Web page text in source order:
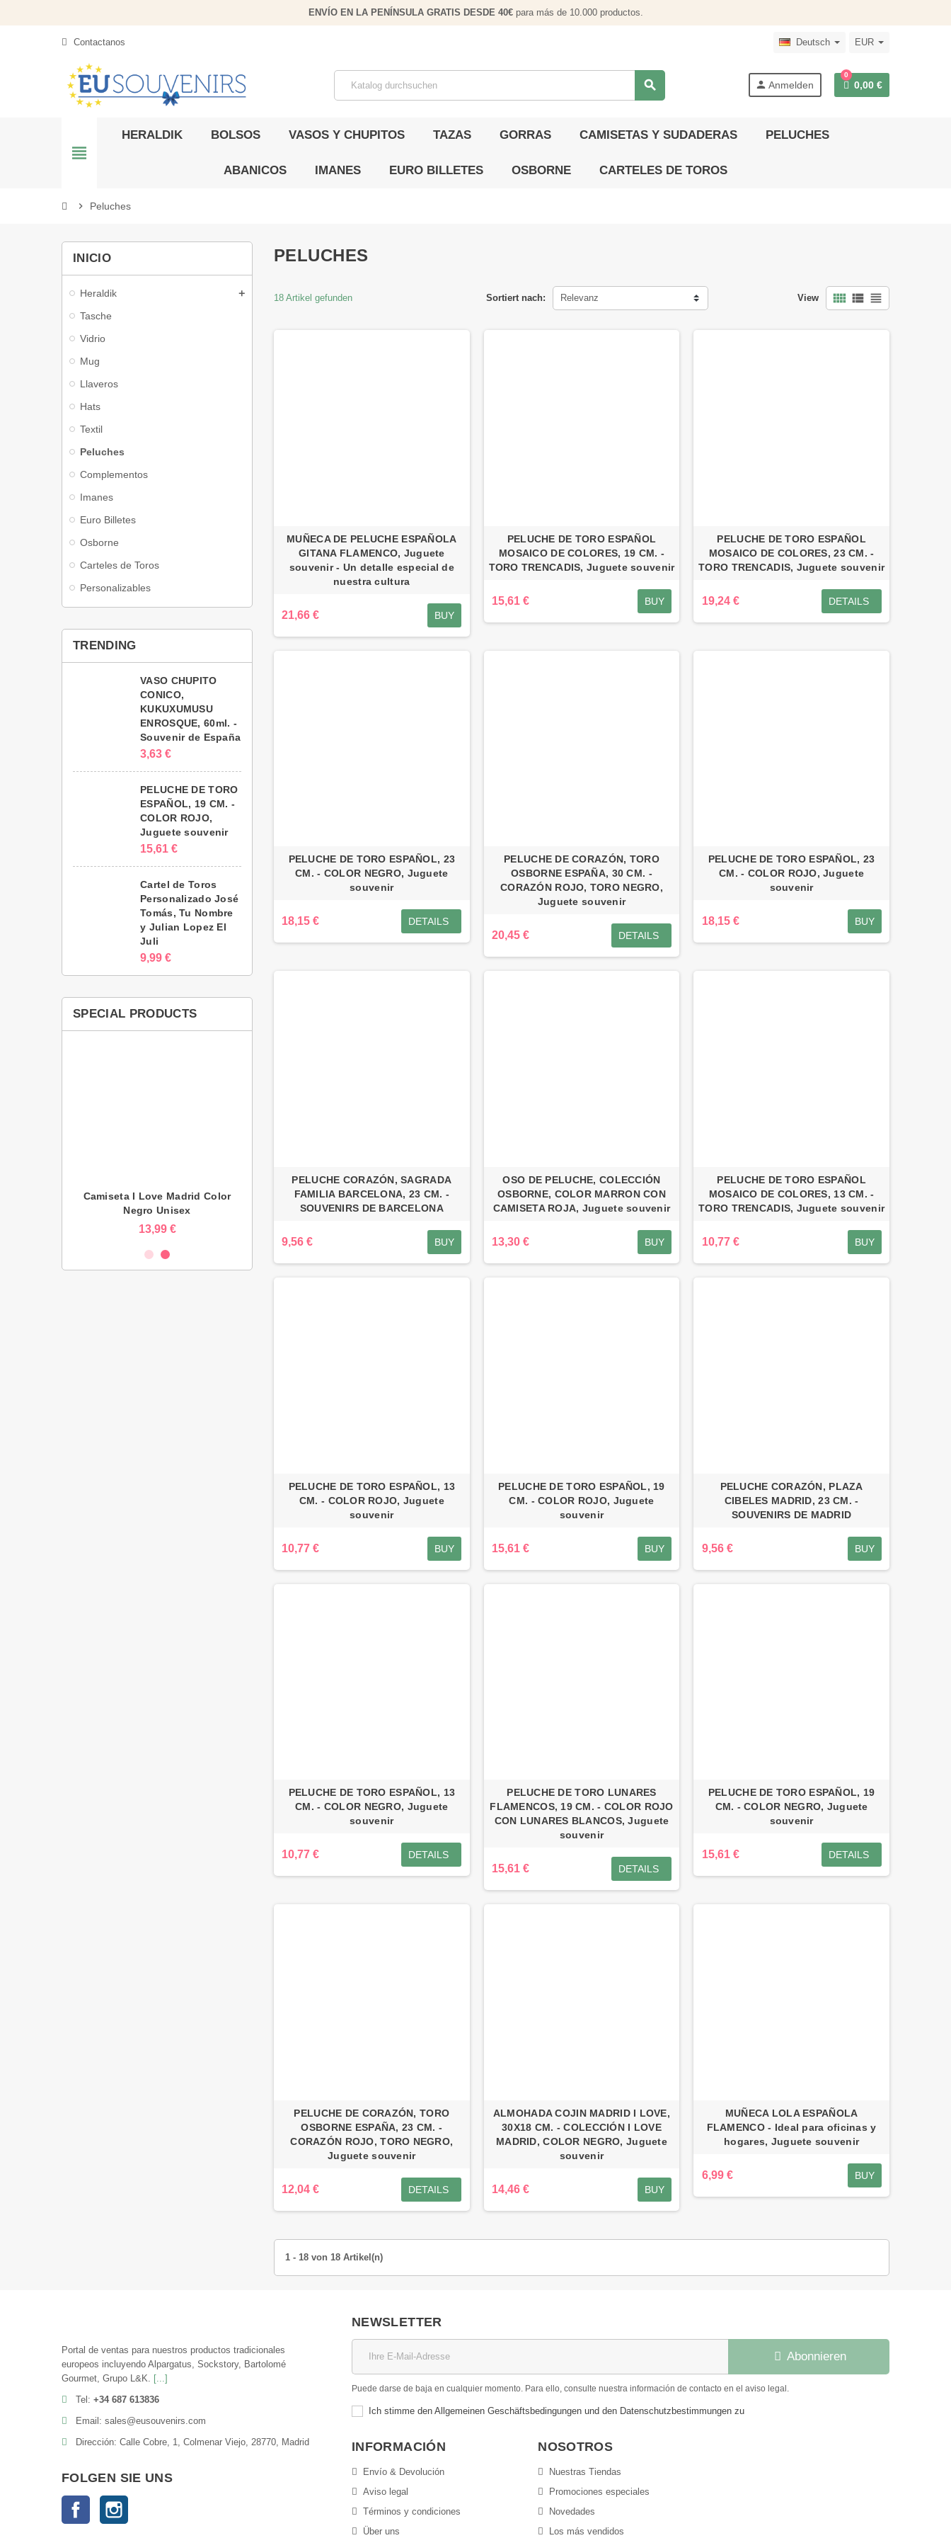
ENVÍO EN LA PENÍNSULA GRATIS DESDE 40€para más de 10.000 productos.
Contactanos Deutsch EUR
search person Anmelden
0
0,00 €
view_headline
HERALDIK BOLSOS VASOS Y CHUPITOS TAZAS GORRAS CAMISETAS Y SUDADERAS PELUCHES
ABANICOS IMANES EURO BILLETES OSBORNE CARTELES DE TOROS
chevron_right Peluches
INICIO
Heraldik
Tasche
Vidrio
Mug
Llaveros
Hats
Textil
Peluches
Complementos
Imanes
Euro Billetes
Osborne
Carteles de Toros
Personalizables
TRENDING
VASO CHUPITO
CONICO,
KUKUXUMUSU
ENROSQUE, 60ml. -
Souvenir de España
3,63 €
PELUCHE DE TORO
ESPAÑOL, 19 CM. -
COLOR ROJO,
Juguete souvenir
15,61 €
Cartel de Toros
Personalizado José
Tomás, Tu Nombre
y Julian Lopez El
Juli
9,99 €
SPECIAL PRODUCTS
Camiseta I Love Madrid Color
Negro Unisex
13,99 €
Camiseta I Love Madrid Color
Blanco Unisex
PELUCHES
Sortiert nach: Relevanz View view_comfy view_list view_headline
18 Artikel gefunden
MUÑECA DE PELUCHE ESPAÑOLA
GITANA FLAMENCO, Juguete
souvenir - Un detalle especial de
nuestra cultura
21,66 € BUY
PELUCHE DE TORO ESPAÑOL
MOSAICO DE COLORES, 19 CM. -
TORO TRENCADIS, Juguete souvenir
15,61 € BUY
PELUCHE DE TORO ESPAÑOL
MOSAICO DE COLORES, 23 CM. -
TORO TRENCADIS, Juguete souvenir
19,24 € DETAILS
PELUCHE DE TORO ESPAÑOL, 23
CM. - COLOR NEGRO, Juguete
souvenir
18,15 € DETAILS
PELUCHE DE CORAZÓN, TORO
OSBORNE ESPAÑA, 30 CM. -
CORAZÓN ROJO, TORO NEGRO,
Juguete souvenir
20,45 € DETAILS
PELUCHE DE TORO ESPAÑOL, 23
CM. - COLOR ROJO, Juguete
souvenir
18,15 € BUY
PELUCHE CORAZÓN, SAGRADA
FAMILIA BARCELONA, 23 CM. -
SOUVENIRS DE BARCELONA
9,56 € BUY
OSO DE PELUCHE, COLECCIÓN
OSBORNE, COLOR MARRON CON
CAMISETA ROJA, Juguete souvenir
13,30 € BUY
PELUCHE DE TORO ESPAÑOL
MOSAICO DE COLORES, 13 CM. -
TORO TRENCADIS, Juguete souvenir
10,77 € BUY
PELUCHE DE TORO ESPAÑOL, 13
CM. - COLOR ROJO, Juguete
souvenir
10,77 € BUY
PELUCHE DE TORO ESPAÑOL, 19
CM. - COLOR ROJO, Juguete
souvenir
15,61 € BUY
PELUCHE CORAZÓN, PLAZA
CIBELES MADRID, 23 CM. -
SOUVENIRS DE MADRID
9,56 € BUY
PELUCHE DE TORO ESPAÑOL, 13
CM. - COLOR NEGRO, Juguete
souvenir
10,77 € DETAILS
PELUCHE DE TORO LUNARES
FLAMENCOS, 19 CM. - COLOR ROJO
CON LUNARES BLANCOS, Juguete
souvenir
15,61 € DETAILS
PELUCHE DE TORO ESPAÑOL, 19
CM. - COLOR NEGRO, Juguete
souvenir
15,61 € DETAILS
PELUCHE DE CORAZÓN, TORO
OSBORNE ESPAÑA, 23 CM. -
CORAZÓN ROJO, TORO NEGRO,
Juguete souvenir
12,04 € DETAILS
ALMOHADA COJIN MADRID I LOVE,
30X18 CM. - COLECCIÓN I LOVE
MADRID, COLOR NEGRO, Juguete
souvenir
14,46 € BUY
MUÑECA LOLA ESPAÑOLA
FLAMENCO - Ideal para oficinas y
hogares, Juguete souvenir
6,99 € BUY
1 - 18 von 18 Artikel(n)
Portal de ventas para nuestros productos tradicionales
europeos incluyendo Alpargatus, Sockstory, Bartolomé
Gourmet, Grupo L&K.
[...]
Tel: +34 687 613836
Email: sales@eusouvenirs.com
Dirección: Calle Cobre, 1, Colmenar Viejo, 28770, Madrid
FOLGEN SIE UNS
Facebook
NEWSLETTER
Abonnieren
Puede darse de baja en cualquier momento. Para ello, consulte nuestra información de contacto en el aviso legal.
Ich stimme den Allgemeinen Geschäftsbedingungen und den Datenschutzbestimmungen zu
INFORMACIÓN
Envío & Devolución
Aviso legal
Términos y condiciones
Über uns
NOSOTROS
Nuestras Tiendas
Promociones especiales
Novedades
Los más vendidos